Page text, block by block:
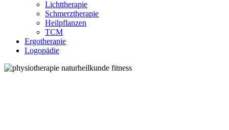
Lichttherapie
Schmerztherapie
Heilpflanzen
TCM
Ergotherapie
Logopädie